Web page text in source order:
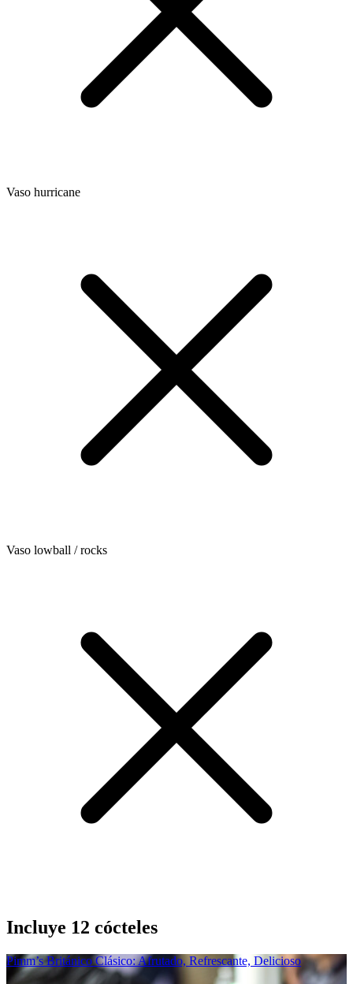
Vaso hurricane
Vaso lowball / rocks
Incluye 12 cócteles
Pimm’s Británico Clásico: Afrutado, Refrescante, Delicioso